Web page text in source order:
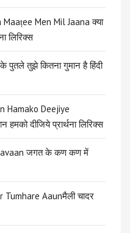
Men Mil Jaana क्या
लिरिक्स
तुझे कितना गुमान है हिंदी
Hamako Deejiye
दीजिये प्रार्थना लिरिक्स
जगत के कण कण में
Aaunमैली चादर